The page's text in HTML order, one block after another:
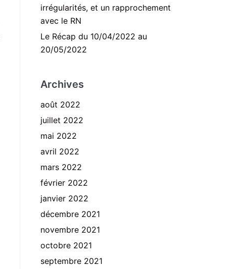
irrégularités, et un rapprochement
avec le RN
Le Récap du 10/04/2022 au
20/05/2022
Archives
août 2022
juillet 2022
mai 2022
avril 2022
mars 2022
février 2022
janvier 2022
décembre 2021
novembre 2021
octobre 2021
septembre 2021